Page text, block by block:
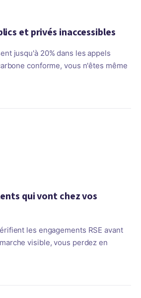
et privés inaccessibles
jusqu'à 20% dans les appels
conforme, vous n'êtes même
qui vont chez vos
les engagements RSE avant
visible, vous perdez en